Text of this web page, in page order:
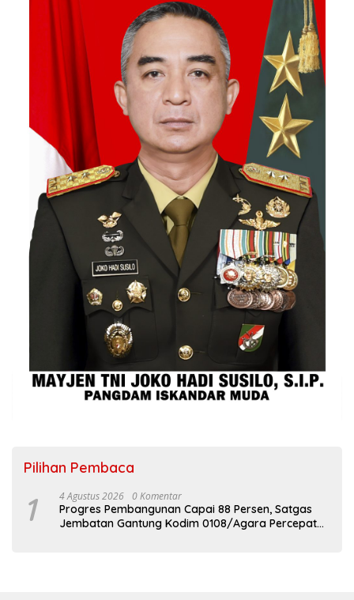
Pilihan Pembaca
1 4 Agustus 2026 0 Komentar
Progres Pembangunan Capai 88 Persen, Satgas
Jembatan Gantung Kodim 0108/Agara Percepat